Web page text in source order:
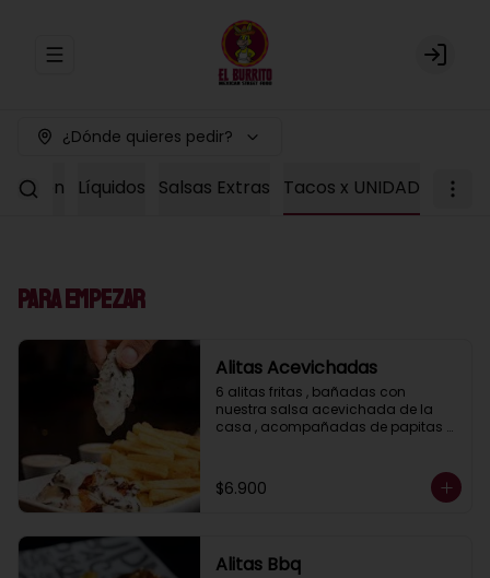
Abrir menu de navegación Login
¿Dónde quieres pedir?
Líquidos Salsas Extras Tacos x UNIDAD
Para Empezar
Alitas Acevichadas
6 alitas fritas , bañadas con
nuestra salsa acevichada de la
casa , acompañadas de papitas
$6.900
Alitas Bbq